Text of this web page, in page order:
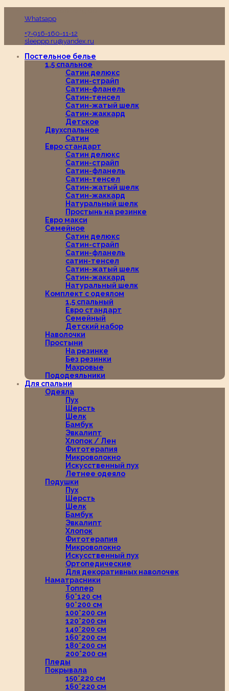
Whatsapp
+7-916-160-11-12
sleeppp.ru@yandex.ru
Постельное белье
1,5 спальное
Сатин делюкс
Сатин-страйп
Сатин-фланель
Сатин-тенсел
Сатин-жатый шелк
Сатин-жаккард
Детское
Двухспальное
Сатин
Евро стандарт
Сатин делюкс
Сатин-страйп
Сатин-фланель
Сатин-тенсел
Сатин-жатый шелк
Сатин-жаккард
Натуральный шелк
Простынь на резинке
Евро макси
Семейное
Сатин делюкс
Сатин-страйп
Сатин-фланель
сатин-тенсел
Сатин-жатый шелк
Сатин-жаккард
Натуральный шелк
Комплект с одеялом
1,5 спальный
Евро стандарт
Семейный
Детский набор
Наволочки
Простыни
На резинке
Без резинки
Махровые
Пододеяльники
Для спальни
Одеяла
Пух
Шерсть
Шелк
Бамбук
Эвкалипт
Хлопок / Лен
Фитотерапия
Микроволокно
Искусственный пух
Летнее одеяло
Подушки
Пух
Шерсть
Шелк
Бамбук
Эвкалипт
Хлопок
Фитотерапия
Микроволокно
Искусственный пух
Ортопедические
Для декоративных наволочек
Наматрасники
Топпер
60*120 см
90*200 см
100*200 см
120*200 см
140*200 см
160*200 см
180*200 см
200*200 см
Пледы
Покрывала
150*220 см
160*220 см